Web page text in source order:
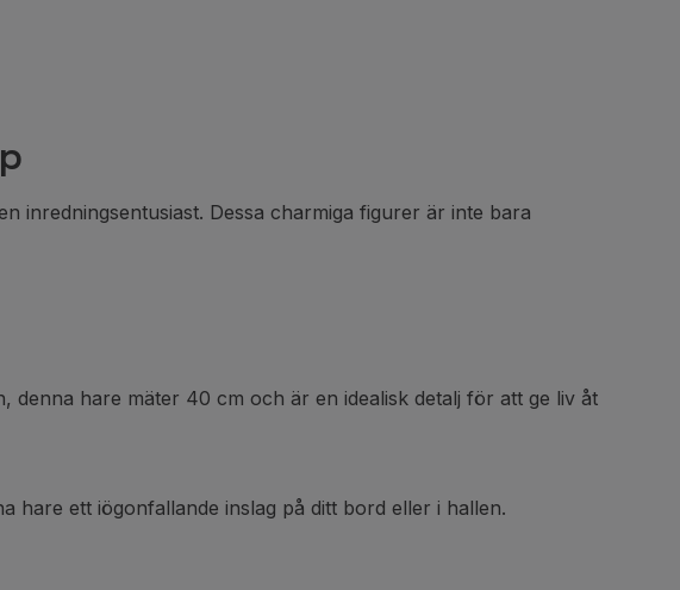
inredningsentusiast. Dessa charmiga figurer är inte bara
hare mäter 40 cm och är en idealisk detalj för att ge liv åt
hare ett iögonfallande inslag på ditt bord eller i hallen.